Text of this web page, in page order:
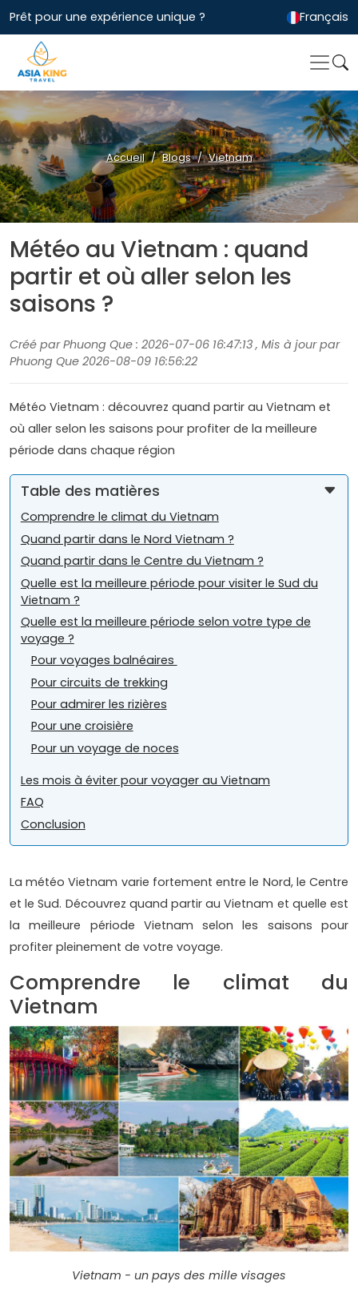
Prêt pour une expérience unique ? Français
Accueil Blogs Vietnam
Météo au Vietnam : quand
partir et où aller selon les
saisons ?
Créé par Phuong Que : 2026-07-06 16:47:13 , Mis à jour par
Phuong Que 2026-08-09 16:56:22
Météo Vietnam : découvrez quand partir au Vietnam et
où aller selon les saisons pour profiter de la meilleure
période dans chaque région
Table des matières
Comprendre le climat du Vietnam
Quand partir dans le Nord Vietnam ?
Quand partir dans le Centre du Vietnam ?
Quelle est la meilleure période pour visiter le Sud du
Vietnam ?
Quelle est la meilleure période selon votre type de
voyage ?
Pour voyages balnéaires
Pour circuits de trekking
Pour admirer les rizières
Pour une croisière
Pour un voyage de noces
Les mois à éviter pour voyager au Vietnam
FAQ
Conclusion
La météo Vietnam varie fortement entre le Nord, le Centre
et le Sud. Découvrez quand partir au Vietnam et quelle est
la meilleure période Vietnam selon les saisons pour
profiter pleinement de votre voyage.
Comprendre le climat du
Vietnam
Vietnam - un pays des mille visages